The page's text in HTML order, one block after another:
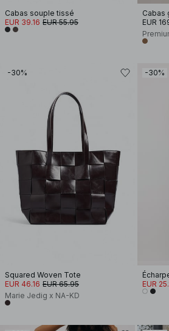
Cabas souple tissé
EUR 39.16 EUR 55.95
Cabas
EUR
-30%
Squared Woven Tote
EUR 46.16 EUR 65.95
Marie Jedig x NA-KD
-30%
EUR